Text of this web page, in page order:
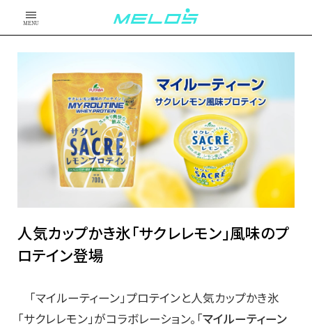
MENU
人気カップかき氷「サクレレモン」風味のプ
ロテイン登場
「マイルーティーン」プロテインと人気カップかき氷
「サクレレモン」がコラボレーション。「マイルーティーン